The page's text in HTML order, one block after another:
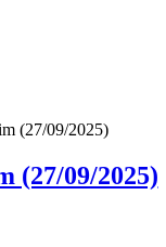
(27/09/2025)
(27/09/2025)